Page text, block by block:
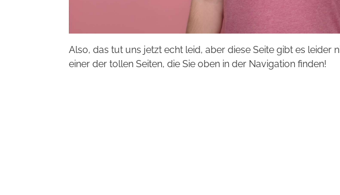
Also, das tut uns jetzt echt leid, aber diese Seite gibt es leider
einer der tollen Seiten, die Sie oben in der Navigation finden!